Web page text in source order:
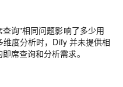
询"相同问题影响了多少用
度分析时，Dify 并未提供相
席查询和分析需求。